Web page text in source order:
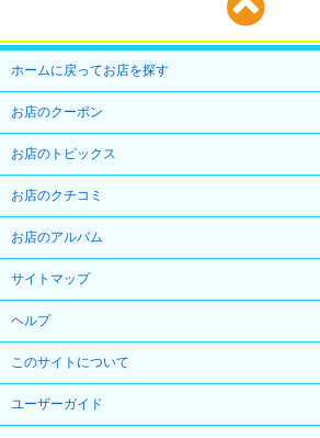
ホームに戻ってお店を探す
お店のクーポン
お店のトピックス
お店のクチコミ
お店のアルバム
サイトマップ
ヘルプ
このサイトについて
ユーザーガイド